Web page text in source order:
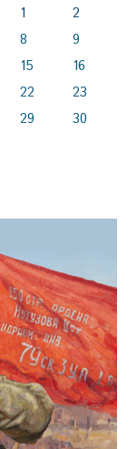
1
2
8
9
15
16
22
23
29
30